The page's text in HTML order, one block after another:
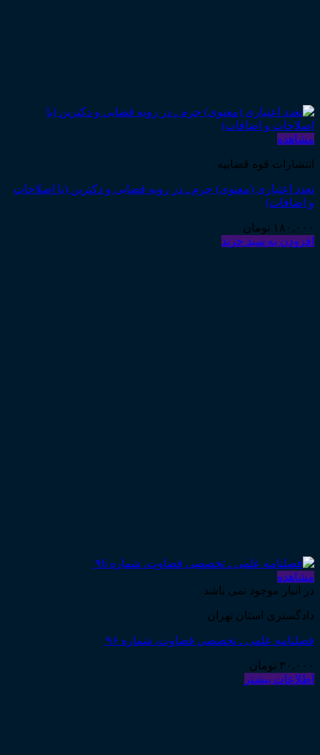
مشاهده
انتشارات قوه قضاییه
تعدد اعتباری (معنوی) جرم ـ در رویه قضایی و دکترین (با اصلاحات
و اضافات)
۱۸۰,۰۰۰ تومان
افزودن به سبد خرید
مشاهده
در انبار موجود نمی باشد
دادگستری استان تهران
فصلنامه علمی ـ تخصصی قضاوت، شماره ۹۶
۳۰,۰۰۰ تومان
اطلاعات بیشتر